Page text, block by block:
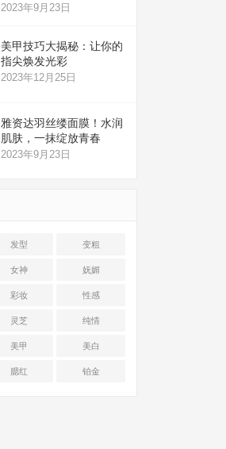
2023年9月23日
美甲技巧大揭秘：让你的
指尖焕发光彩
2023年12月25日
雅资达羽丝缕面膜！水润
肌肤，一抹绽放青春
2023年9月23日
发型 变粗
女神 妩媚
彩妆 性感
灵芝 纯情
美甲 美白
腮红 铂金